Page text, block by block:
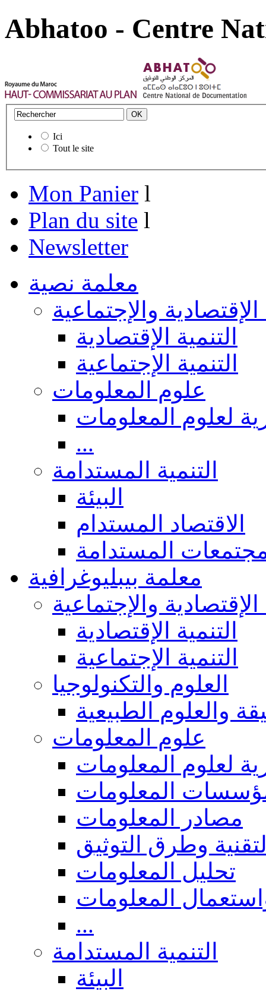
Abhatoo - Centre
Ici
Tout le site
Mon Panier l
Plan du site l
Newsletter
معلمة نصية
الإقتصادية والإجتماعية
التنمية الإقتصادية
التنمية الإجتماعية
علوم المعلومات
لعلوم المعلومات
...
التنمية المستدامة
البيئة
الاقتصاد المستدام
المستدامة
معلمة بيبليوغرافية
الإقتصادية والإجتماعية
التنمية الإقتصادية
التنمية الإجتماعية
العلوم والتكنولوجيا
والعلوم الطبيعية
علوم المعلومات
لعلوم المعلومات
المعلومات
مصادر المعلومات
وطرق التوثيق
تحليل المعلومات
المعلومات
...
التنمية المستدامة
البيئة